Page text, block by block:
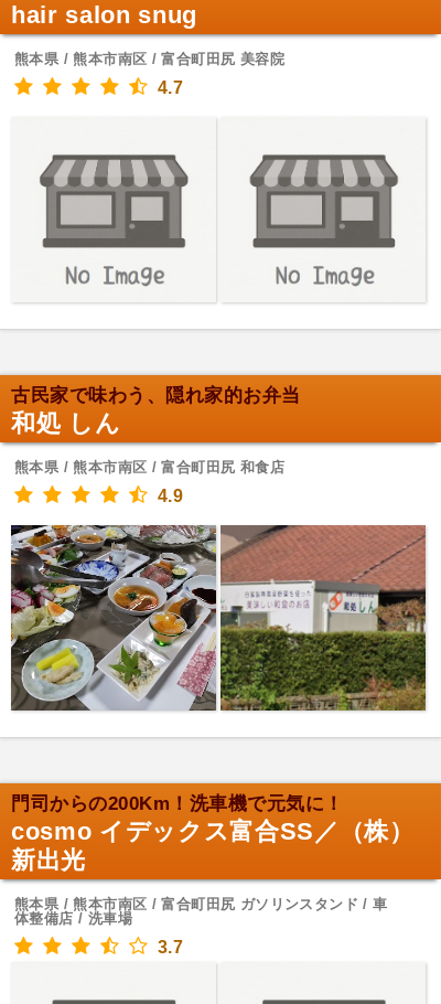
hair salon snug
熊本県 / 熊本市南区 / 富合町田尻 美容院
4.7
古民家で味わう、隠れ家的お弁当
和処 しん
熊本県 / 熊本市南区 / 富合町田尻 和食店
4.9
門司からの200Km！洗車機で元気に！
cosmo イデックス富合SS／（株）
新出光
熊本県 / 熊本市南区 / 富合町田尻 ガソリンスタンド / 車
体整備店 / 洗車場
3.7